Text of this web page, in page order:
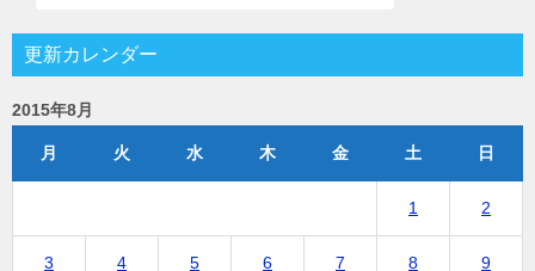
更新カレンダー
2015年8月
月 火 水 木 金 土 日
1 2
3 4 5 6 7 8 9